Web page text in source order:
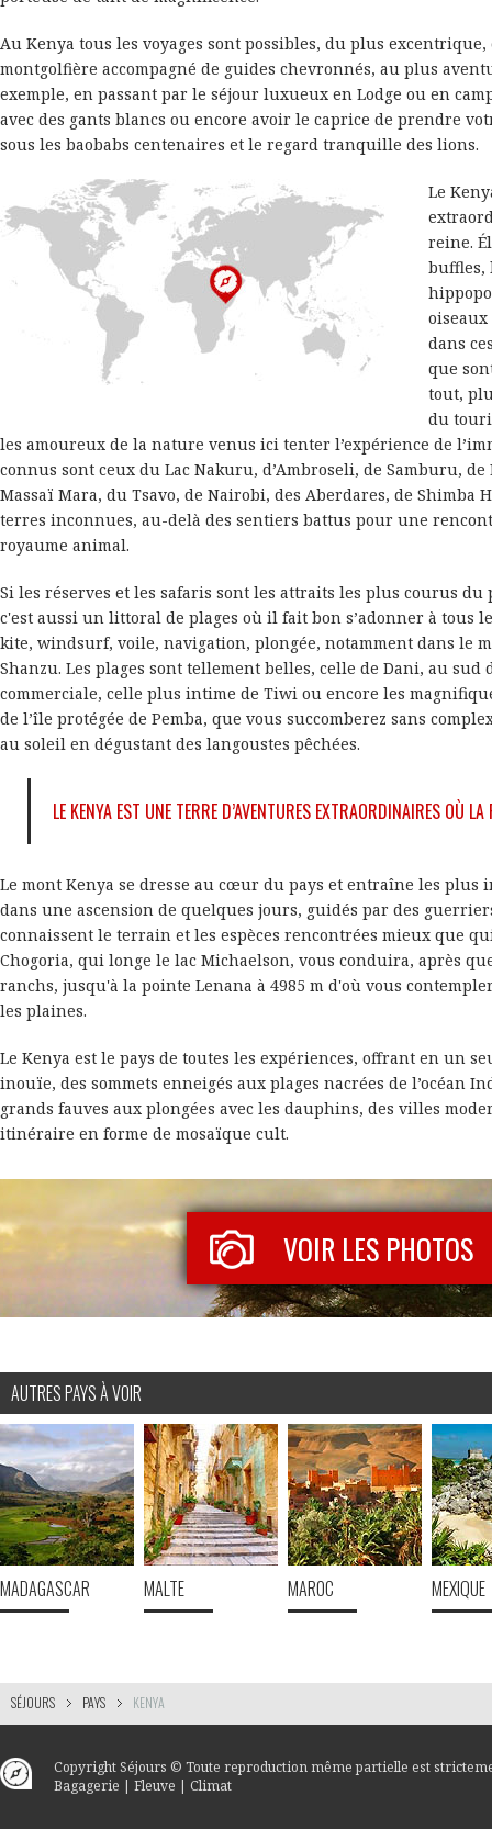
Au Kenya tous les voyages sont possibles, du plus
montgolfière accompagné de guides chevronnés, au plus
exemple, en passant par le séjour luxueux en Lodge ou en
avec des gants blancs ou encore avoir le caprice de prendre
sous les baobabs centenaires et le regard tranquille des lions.
Le
reine.
buffles,
dans
que
tout,
du
les amoureux de la nature venus ici tenter l’expérience de
connus sont ceux du Lac Nakuru, d’Ambroseli, de Samburu,
Massaï Mara, du Tsavo, de Nairobi, des Aberdares, de Shimba
terres inconnues, au-delà des sentiers battus pour une
royaume animal.
Si les réserves et les safaris sont les attraits les plus courus du
c'est aussi un littoral de plages où il fait bon s’adonner à tous
kite, windsurf, voile, navigation, plongée, notamment dans le
Shanzu. Les plages sont tellement belles, celle de Dani, au sud
commerciale, celle plus intime de Tiwi ou encore les
de l’île protégée de Pemba, que vous succomberez sans
au soleil en dégustant des langoustes pêchées.
LE KENYA EST UNE TERRE D’AVENTURES EXTRAORDINAIRES OÙ LA
Le mont Kenya se dresse au cœur du pays et entraîne les plus
dans une ascension de quelques jours, guidés par des
connaissent le terrain et les espèces rencontrées mieux que
Chogoria, qui longe le lac Michaelson, vous conduira, après
ranchs, jusqu'à la pointe Lenana à 4985 m d'où vous
les plaines.
Le Kenya est le pays de toutes les expériences, offrant en un
inouïe, des sommets enneigés aux plages nacrées de l’océan
grands fauves aux plongées avec les dauphins, des villes
itinéraire en forme de mosaïque cult.
VOIR LES PHOTOS
AUTRES PAYS À VOIR
MADAGASCAR MALTE MAROC MEXIQUE
SÉJOURS PAYS KENYA
CopyrightSéjours © Toute reproduction même partielle est
Bagagerie | Fleuve | Climat